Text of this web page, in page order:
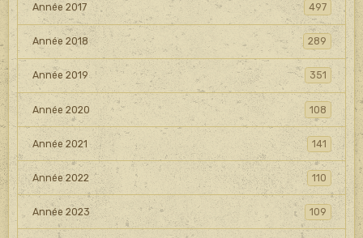
Année 2017 497
Année 2018 289
Année 2019 351
Année 2020 108
Année 2021 141
Année 2022 110
Année 2023 109